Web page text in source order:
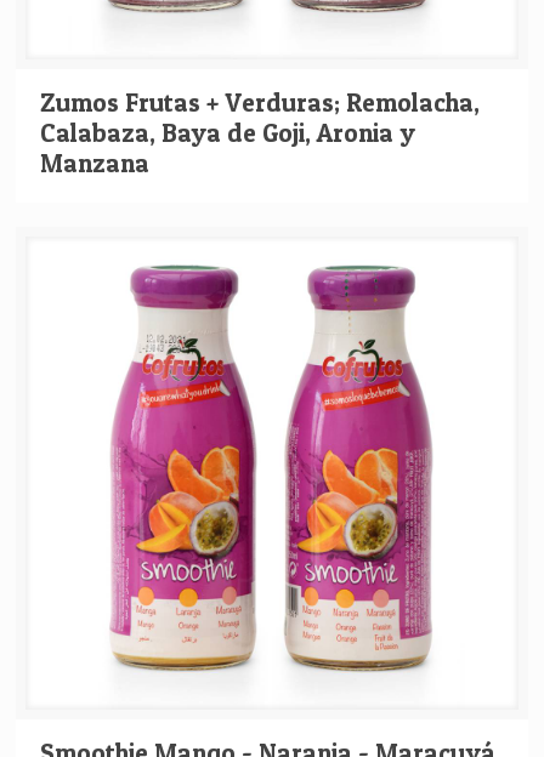
Zumos Frutas + Verduras; Remolacha,
Calabaza, Baya de Goji, Aronia y
Manzana